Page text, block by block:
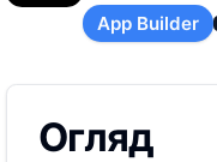
App Builder
Огляд